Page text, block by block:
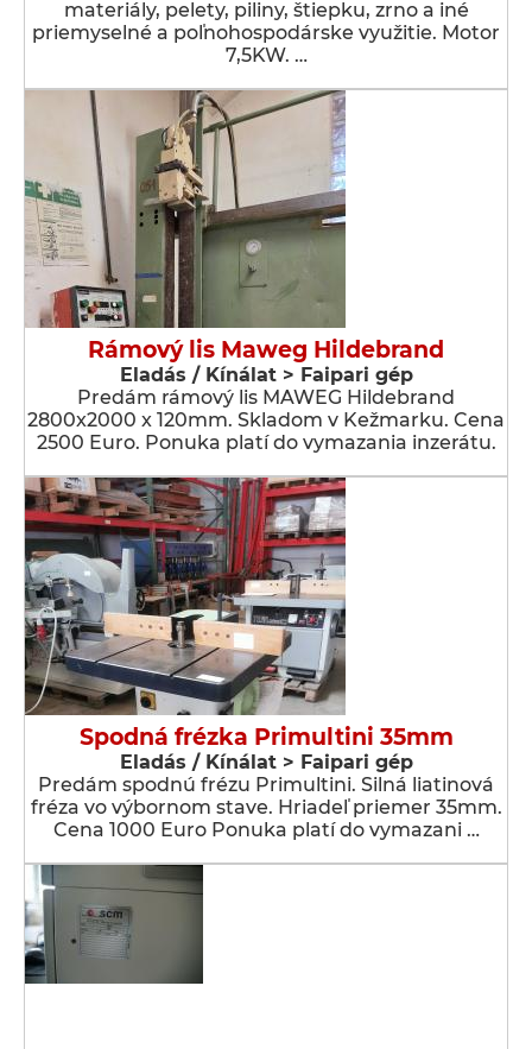
materiály, pelety, piliny, štiepku, zrno a iné
priemyselné a poľnohospodárske využitie. Motor
7,5KW. …
Rámový lis Maweg Hildebrand
Eladás / Kínálat > Faipari gép
Predám rámový lis MAWEG Hildebrand
2800x2000 x 120mm. Skladom v Kežmarku. Cena
2500 Euro. Ponuka platí do vymazania inzerátu.
Spodná frézka Primultini 35mm
Eladás / Kínálat > Faipari gép
Predám spodnú frézu Primultini. Silná liatinová
fréza vo výbornom stave. Hriadeľ priemer 35mm.
Cena 1000 Euro Ponuka platí do vymazani …